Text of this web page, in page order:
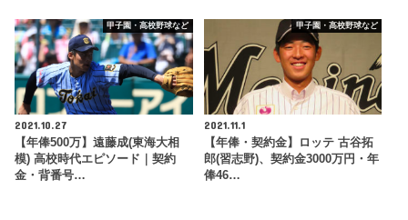
甲子園・高校野球など
2021.10.27
【年俸500万】遠藤成(東海大相
模) 高校時代エピソード｜契約
金・背番号…
甲子園・高校野球など
2021.11.1
【年俸・契約金】ロッテ 古谷拓
郎(習志野)、契約金3000万円・年
俸46…